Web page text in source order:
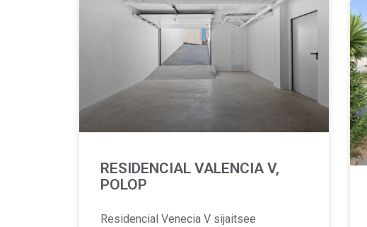
RESIDENCIAL VALENCIA V,
POLOP
Residencial Venecia V sijaitsee